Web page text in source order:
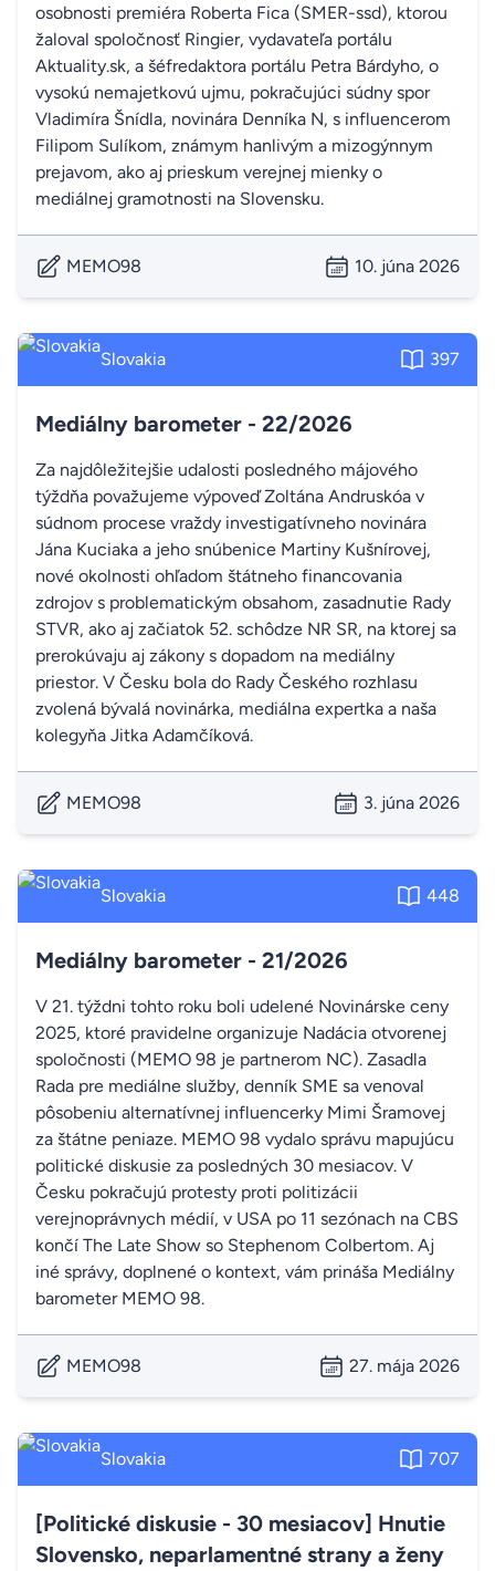
osobnosti premiéra Roberta Fica (SMER-ssd), ktorou
žaloval spoločnosť Ringier, vydavateľa portálu
Aktuality.sk, a šéfredaktora portálu Petra Bárdyho, o
vysokú nemajetkovú ujmu, pokračujúci súdny spor
Vladimíra Šnídla, novinára Denníka N, s influencerom
Filipom Sulíkom, známym hanlivým a mizogýnnym
prejavom, ako aj prieskum verejnej mienky o
mediálnej gramotnosti na Slovensku.
MEMO98 10. júna 2026
Slovakia 397
Mediálny barometer - 22/2026
Za najdôležitejšie udalosti posledného májového
týždňa považujeme výpoveď Zoltána Andruskóa v
súdnom procese vraždy investigatívneho novinára
Jána Kuciaka a jeho snúbenice Martiny Kušnírovej,
nové okolnosti ohľadom štátneho financovania
zdrojov s problematickým obsahom, zasadnutie Rady
STVR, ako aj začiatok 52. schôdze NR SR, na ktorej sa
prerokúvaju aj zákony s dopadom na mediálny
priestor. V Česku bola do Rady Českého rozhlasu
zvolená bývalá novinárka, mediálna expertka a naša
kolegyňa Jitka Adamčíková.
MEMO98 3. júna 2026
Slovakia 448
Mediálny barometer - 21/2026
V 21. týždni tohto roku boli udelené Novinárske ceny
2025, ktoré pravidelne organizuje Nadácia otvorenej
spoločnosti (MEMO 98 je partnerom NC). Zasadla
Rada pre mediálne služby, denník SME sa venoval
pôsobeniu alternatívnej influencerky Mimi Šramovej
za štátne peniaze. MEMO 98 vydalo správu mapujúcu
politické diskusie za posledných 30 mesiacov. V
Česku pokračujú protesty proti politizácii
verejnoprávnych médií, v USA po 11 sezónach na CBS
končí The Late Show so Stephenom Colbertom. Aj
iné správy, doplnené o kontext, vám prináša Mediálny
barometer MEMO 98.
MEMO98 27. mája 2026
Slovakia 707
[Politické diskusie - 30 mesiacov] Hnutie
Slovensko, neparlamentné strany a ženy